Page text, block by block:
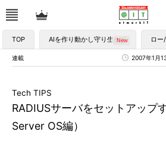
TOP AIを作り動かし守り生かす ロー
連載 2007年1月
RADIUSサーバをセットアップ
Server OS編）
Tech TIPS